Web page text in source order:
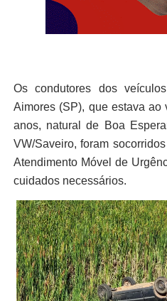
Os condutores dos
Aimores (SP), que estava
anos, natural de Boa
VW/Saveiro, foram
Atendimento Móvel de
cuidados necessários.